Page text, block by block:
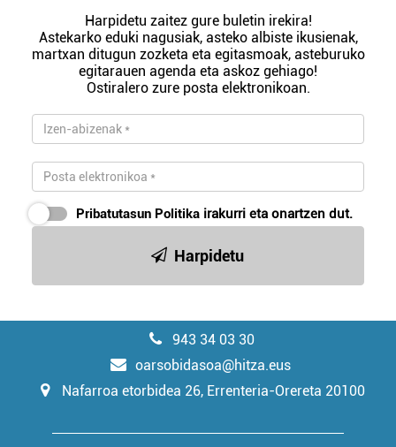
Harpidetu zaitez gure buletin irekira!
Astekarko eduki nagusiak, asteko albiste ikusienak,
martxan ditugun zozketa eta egitasmoak, asteburuko
egitarauen agenda eta askoz gehiago!
Ostiralero zure posta elektronikoan.
Pribatutasun Politika irakurri eta onartzen dut.
Harpidetu
943 34 03 30
oarsobidasoa@hitza.eus
Nafarroa etorbidea 26, Errenteria-Orereta 20100